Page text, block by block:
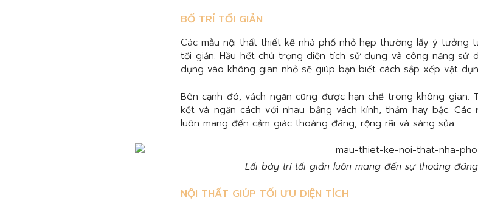
BỐ TRÍ TỐI GIẢN
Các mẫu nội thất thiết kế nhà phố nhỏ hẹp thường lấy ý tưởng
tối giản. Hầu hết chú trọng diện tích sử dụng và công năng sử
dụng vào không gian nhỏ sẽ giúp bạn biết cách sắp xếp vật
Bên cạnh đó, vách ngăn cũng được hạn chế trong không gian.
kết và ngăn cách với nhau bằng vách kính, thảm hay bậc. Các
luôn mang đến cảm giác thoáng đãng, rộng rãi và sáng sủa.
Lối bày trí tối giản luôn mang đến sự thoáng
NỘI THẤT GIÚP TỐI ƯU DIỆN TÍCH